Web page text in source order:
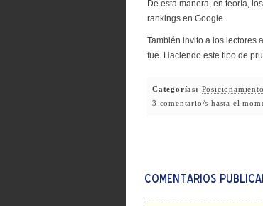
De esta manera, en teoría,
rankings en Google.
También invito a los lectores
fue. Haciendo este tipo de
Categorías: Posicionamiento
3 comentario/s hasta el